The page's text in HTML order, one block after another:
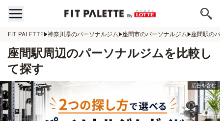
FIT PALETTE 神奈川県のパーソナルジム 座間市のパーソナルジム 座間駅の
座間駅周辺のパーソナルジムを比較し
て探す